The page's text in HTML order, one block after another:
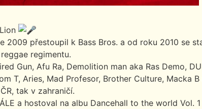
přestoupil k Bass Bros. a od roku 2010 se
regimentu.
Gun, Afu Ra, Demolition man aka Ras Demo,
T, Aries, Mad Profesor, Brother Culture, Macka B
tak v zahraničí.
a hostoval na albu Dancehall to the world Vol. 1